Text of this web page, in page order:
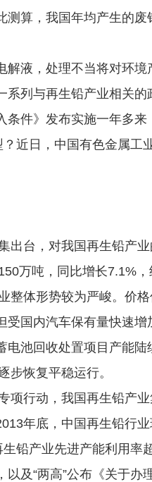
算，我国年均产生的
液，处理不当将对环境
列与再生铅产业相关
件》发布实施一年多
近日，中国有色金属工
台，对我国再生铅产业
万吨，同比增长7.1%，
整体形势较为严峻。价
受国内汽车保有量快速
池回收处置项目产能
步恢复平稳运行。
行动，我国再生铅产业
年底，中国再生铅行业
铅产业先进产能利用率
“两高”公布《关于办